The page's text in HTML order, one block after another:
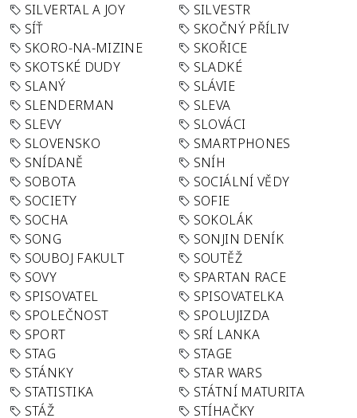
SILVERTAL A JOY
SILVESTR
SÍŤ
SKOČNÝ PŘÍLIV
SKORO-NA-MIZINE
SKOŘICE
SKOTSKÉ DUDY
SLADKÉ
SLANÝ
SLÁVIE
SLENDERMAN
SLEVA
SLEVY
SLOVÁCI
SLOVENSKO
SMARTPHONES
SNÍDANĚ
SNÍH
SOBOTA
SOCIÁLNÍ VĚDY
SOCIETY
SOFIE
SOCHA
SOKOLÁK
SONG
SONJIN DENÍK
SOUBOJ FAKULT
SOUTĚŽ
SOVY
SPARTAN RACE
SPISOVATEL
SPISOVATELKA
SPOLEČNOST
SPOLUJIZDA
SPORT
SRÍ LANKA
STAG
STAGE
STÁNKY
STAR WARS
STATISTIKA
STÁTNÍ MATURITA
STÁŽ
STÍHAČKY